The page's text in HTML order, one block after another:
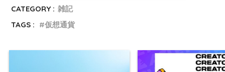
CATEGORY : 雑記
TAGS :
仮想通貨